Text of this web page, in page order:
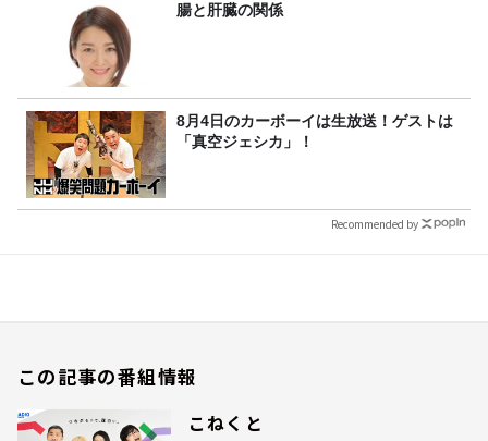
腸と肝臓の関係
8月4日のカーボーイは生放送！ゲストは
「真空ジェシカ」！
Recommended by
この記事の番組情報
こねくと